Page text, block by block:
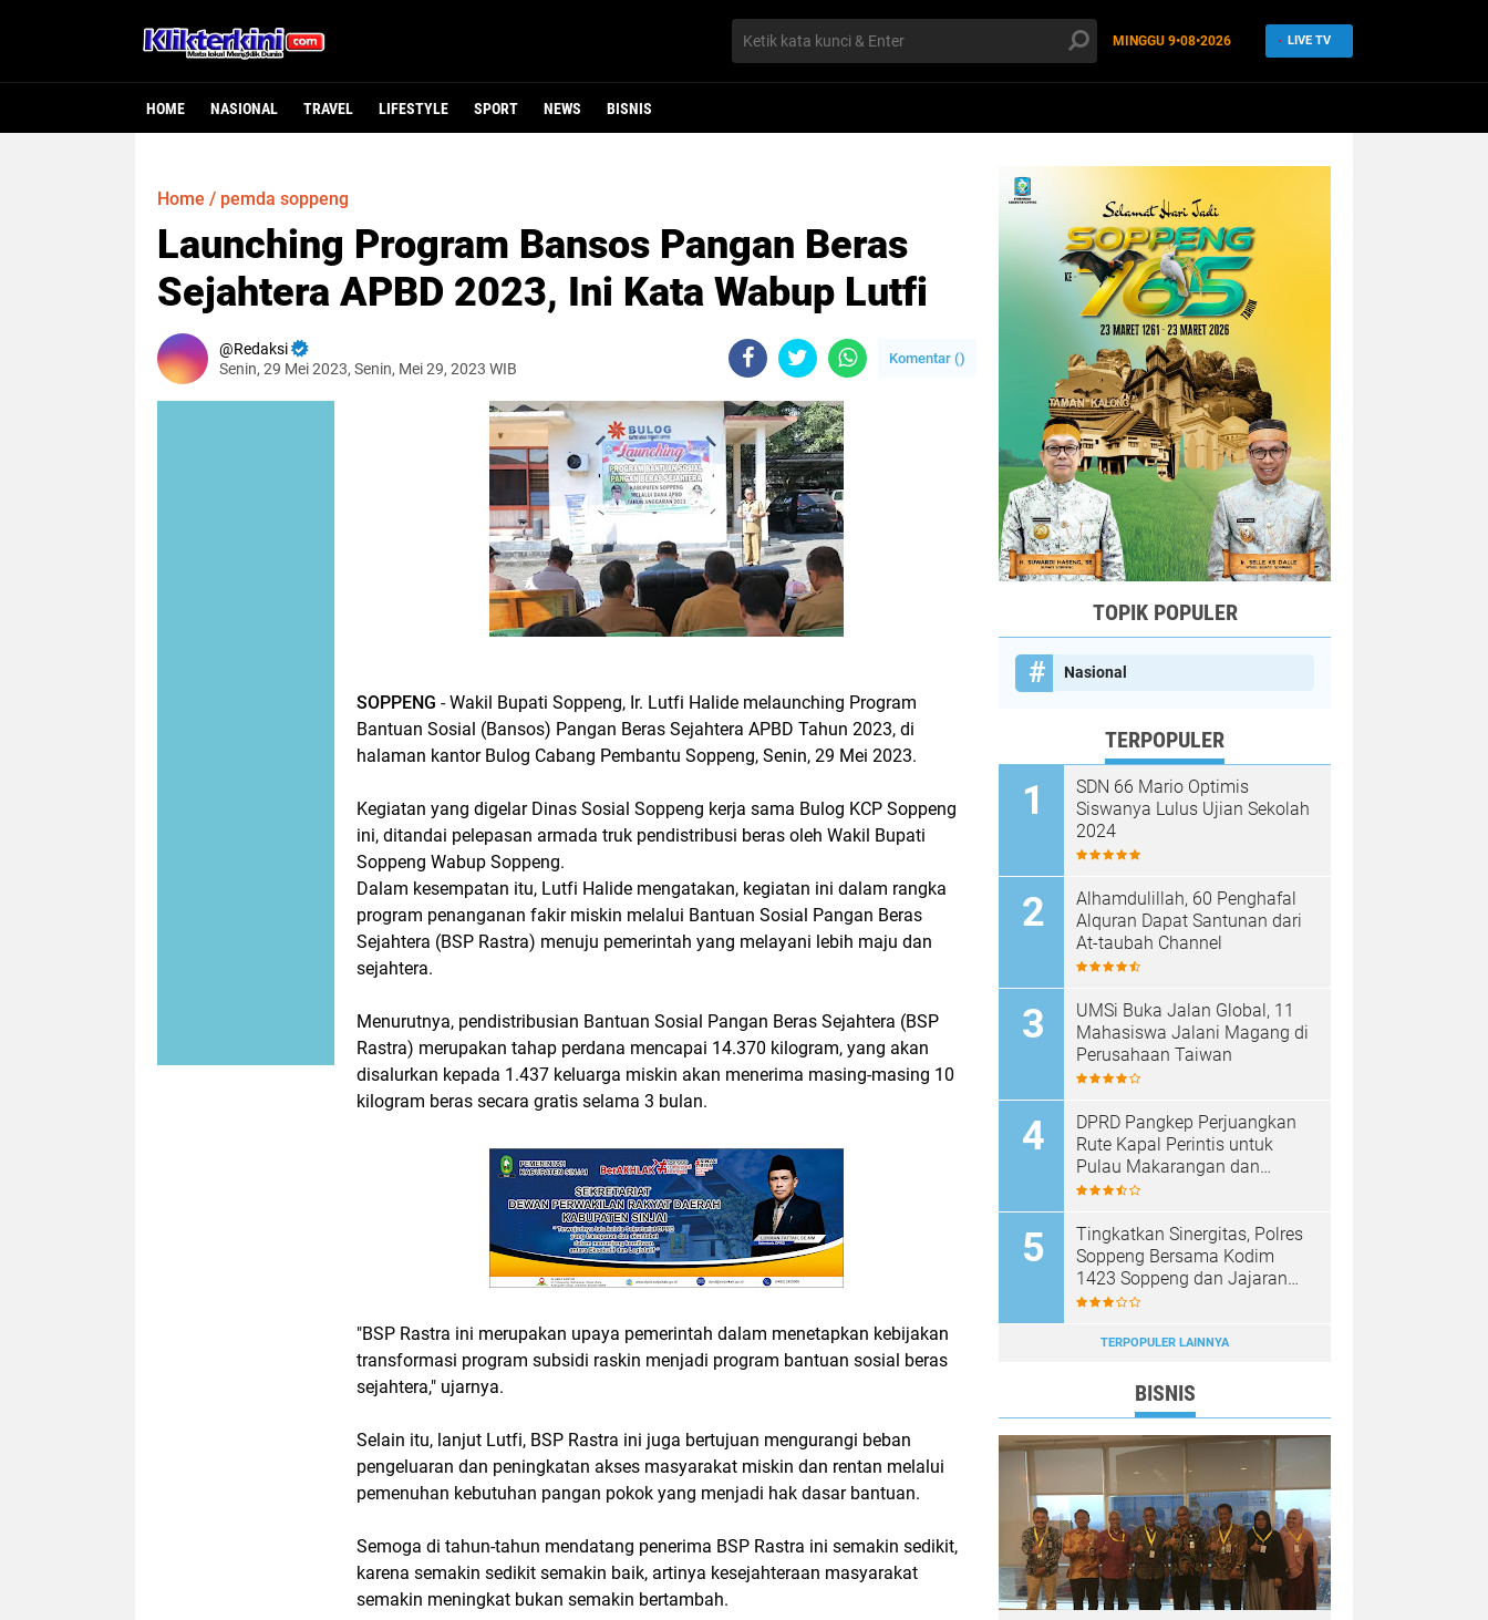
MINGGU 9•08•2026 LIVE TV
HOME NASIONAL TRAVEL LIFESTYLE SPORT NEWS BISNIS
Home / pemda soppeng
Launching Program Bansos Pangan Beras
Sejahtera APBD 2023, Ini Kata Wabup Lutfi
Redaksi
Senin, 29 Mei 2023, Senin, Mei 29, 2023 WIB
Komentar ()
SOPPENG - Wakil Bupati Soppeng, Ir. Lutfi Halide melaunching Program
Bantuan Sosial (Bansos) Pangan Beras Sejahtera APBD Tahun 2023, di
halaman kantor Bulog Cabang Pembantu Soppeng, Senin, 29 Mei 2023.
Kegiatan yang digelar Dinas Sosial Soppeng kerja sama Bulog KCP Soppeng
ini, ditandai pelepasan armada truk pendistribusi beras oleh Wakil Bupati
Soppeng Wabup Soppeng.
Dalam kesempatan itu, Lutfi Halide mengatakan, kegiatan ini dalam rangka
program penanganan fakir miskin melalui Bantuan Sosial Pangan Beras
Sejahtera (BSP Rastra) menuju pemerintah yang melayani lebih maju dan
sejahtera.
Menurutnya, pendistribusian Bantuan Sosial Pangan Beras Sejahtera (BSP
Rastra) merupakan tahap perdana mencapai 14.370 kilogram, yang akan
disalurkan kepada 1.437 keluarga miskin akan menerima masing-masing 10
kilogram beras secara gratis selama 3 bulan.
"BSP Rastra ini merupakan upaya pemerintah dalam menetapkan kebijakan
transformasi program subsidi raskin menjadi program bantuan sosial beras
sejahtera," ujarnya.
Selain itu, lanjut Lutfi, BSP Rastra ini juga bertujuan mengurangi beban
pengeluaran dan peningkatan akses masyarakat miskin dan rentan melalui
pemenuhan kebutuhan pangan pokok yang menjadi hak dasar bantuan.
Semoga di tahun-tahun mendatang penerima BSP Rastra ini semakin sedikit,
karena semakin sedikit semakin baik, artinya kesejahteraan masyarakat
semakin meningkat bukan semakin bertambah.
TOPIK POPULER
Nasional
TERPOPULER
SDN 66 Mario Optimis
Siswanya Lulus Ujian Sekolah
2024
Alhamdulillah, 60 Penghafal
Alquran Dapat Santunan dari
At-taubah Channel
UMSi Buka Jalan Global, 11
Mahasiswa Jalani Magang di
Perusahaan Taiwan
DPRD Pangkep Perjuangkan
Rute Kapal Perintis untuk
Pulau Makarangan dan
Langkoteang
Tingkatkan Sinergitas, Polres
Soppeng Bersama Kodim
1423 Soppeng dan Jajaran
FKPD Gelar Olahraga
TERPOPULER LAINNYA
BISNIS